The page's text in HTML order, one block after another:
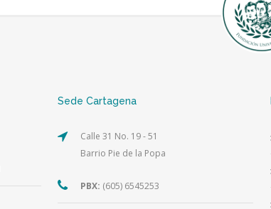
Sede Cartagena
Calle 31 No. 19 - 51
Barrio Pie de la Popa
PBX: (605) 6545253